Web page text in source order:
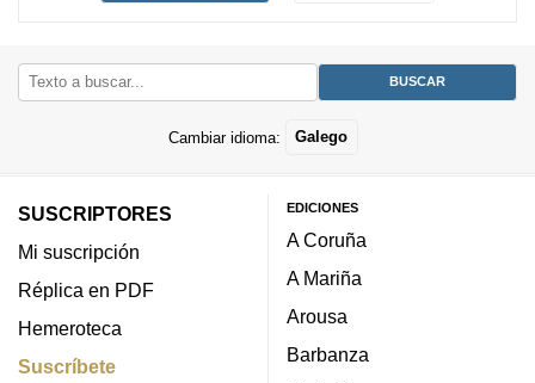
Cambiar idioma: Galego
SUSCRIPTORES
Mi suscripción
Réplica en PDF
Hemeroteca
Suscríbete
EDICIONES
A Coruña
A Mariña
Arousa
Barbanza